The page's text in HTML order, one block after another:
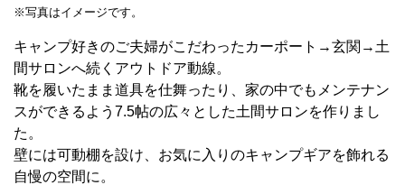
※写真はイメージです。
キャンプ好きのご夫婦がこだわったカーポート→玄関→土
間サロンへ続くアウトドア動線。
靴を履いたまま道具を仕舞ったり、家の中でもメンテナン
スができるよう7.5帖の広々とした土間サロンを作りまし
た。
壁には可動棚を設け、お気に入りのキャンプギアを飾れる
自慢の空間に。